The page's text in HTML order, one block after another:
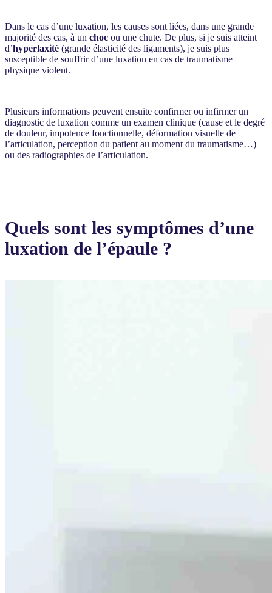
Dans le cas d’une luxation, les causes sont liées, dans une grande
majorité des cas, à un choc ou une chute. De plus, si je suis atteint
d’hyperlaxité (grande élasticité des ligaments), je suis plus
susceptible de souffrir d’une luxation en cas de traumatisme
physique violent.
Plusieurs informations peuvent ensuite confirmer ou infirmer un
diagnostic de luxation comme un examen clinique (cause et le degré
de douleur, impotence fonctionnelle, déformation visuelle de
l’articulation, perception du patient au moment du traumatisme…)
ou des radiographies de l’articulation.
Quels sont les symptômes d’une
luxation de l’épaule ?